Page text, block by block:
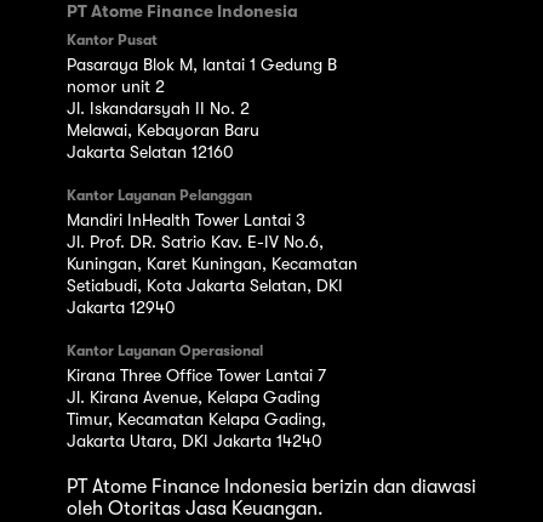
PT Atome Finance Indonesia
Kantor Pusat
Pasaraya Blok M, lantai 1 Gedung B
nomor unit 2
Jl. Iskandarsyah II No. 2
Melawai, Kebayoran Baru
Jakarta Selatan 12160
Kantor Layanan Pelanggan
Mandiri InHealth Tower Lantai 3
Jl. Prof. DR. Satrio Kav. E-IV No.6,
Kuningan, Karet Kuningan, Kecamatan
Setiabudi, Kota Jakarta Selatan, DKI
Jakarta 12940
Kantor Layanan Operasional
Kirana Three Office Tower Lantai 7
Jl. Kirana Avenue, Kelapa Gading
Timur, Kecamatan Kelapa Gading,
Jakarta Utara, DKI Jakarta 14240
PT Atome Finance Indonesia berizin dan diawasi
oleh Otoritas Jasa Keuangan.